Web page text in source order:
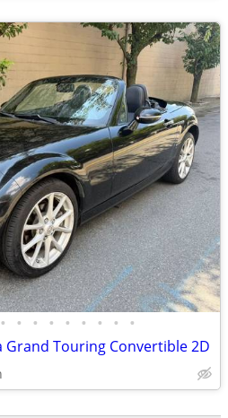
• • • • • • • • •
Grand Touring Convertible 2D